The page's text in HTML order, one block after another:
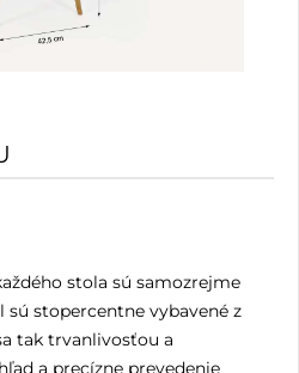
stola sú samozrejme
sú stopercentne vybavené z
tak trvanlivosťou a
a precízne prevedenie